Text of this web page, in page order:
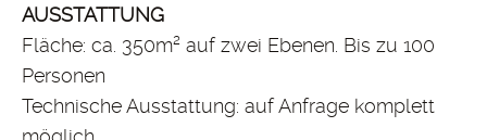
AUSSTATTUNG
Fläche: ca. 350m² auf zwei Ebenen. Bis zu 100
Personen
Technische Ausstattung: auf Anfrage komplett